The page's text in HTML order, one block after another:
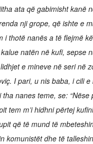
ata që gabimisht kanë
nji grope, që ishte e
i thotë nanës a të flejmë
natën në kufi, sepse
e mineve në seri në
I pari, u nis baba, i cili
nanes teme, se: “Nëse
tem m’i hidhni përtej
që të mund të
komunistët dhe të